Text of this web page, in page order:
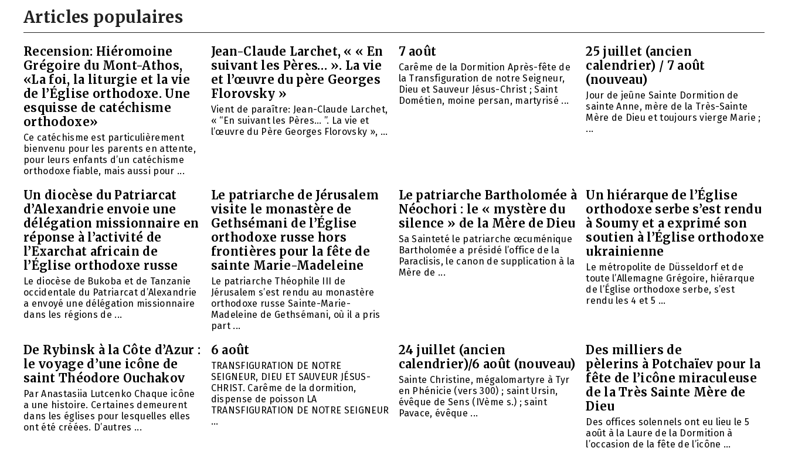
Articles populaires
Recension: Hiéromoine
Grégoire du Mont-Athos,
«La foi, la liturgie et la vie
de l’Église orthodoxe. Une
esquisse de catéchisme
orthodoxe»
Ce catéchisme est particulièrement
bienvenu pour les parents en attente,
pour leurs enfants d’un catéchisme
orthodoxe fiable, mais aussi pour ...
Jean-Claude Larchet, « « En
suivant les Pères… ». La vie
et l’œuvre du père Georges
Florovsky »
Vient de paraître: Jean-Claude Larchet,
« “En suivant les Pères… ”. La vie et
l’œuvre du Père Georges Florovsky », ...
7 août
Carême de la Dormition Après-fête de
la Transfiguration de notre Seigneur,
Dieu et Sauveur Jésus-Christ ; Saint
Dométien, moine persan, martyrisé ...
25 juillet (ancien
calendrier) / 7 août
(nouveau)
Jour de jeûne Sainte Dormition de
sainte Anne, mère de la Très-Sainte
Mère de Dieu et toujours vierge Marie ;
...
Un diocèse du Patriarcat
d’Alexandrie envoie une
délégation missionnaire en
réponse à l’activité de
l’Exarchat africain de
l’Église orthodoxe russe
Le diocèse de Bukoba et de Tanzanie
occidentale du Patriarcat d’Alexandrie
a envoyé une délégation missionnaire
dans les régions de ...
Le patriarche de Jérusalem
visite le monastère de
Gethsémani de l’Église
orthodoxe russe hors
frontières pour la fête de
sainte Marie-Madeleine
Le patriarche Théophile III de
Jérusalem s’est rendu au monastère
orthodoxe russe Sainte-Marie-
Madeleine de Gethsémani, où il a pris
part ...
Le patriarche Bartholomée à
Néochori : le « mystère du
silence » de la Mère de Dieu
Sa Sainteté le patriarche œcuménique
Bartholomée a présidé l’office de la
Paraclisis, le canon de supplication à la
Mère de ...
Un hiérarque de l’Église
orthodoxe serbe s’est rendu
à Soumy et a exprimé son
soutien à l’Église orthodoxe
ukrainienne
Le métropolite de Düsseldorf et de
toute l’Allemagne Grégoire, hiérarque
de l’Église orthodoxe serbe, s’est
rendu les 4 et 5 ...
De Rybinsk à la Côte d’Azur :
le voyage d’une icône de
saint Théodore Ouchakov
Par Anastasiia Lutcenko Chaque icône
a une histoire. Certaines demeurent
dans les églises pour lesquelles elles
ont été créées. D’autres ...
6 août
TRANSFIGURATION DE NOTRE
SEIGNEUR, DIEU ET SAUVEUR JÉSUS-
CHRIST. Carême de la dormition,
dispense de poisson LA
TRANSFIGURATION DE NOTRE SEIGNEUR
...
24 juillet (ancien
calendrier)/6 août (nouveau)
Sainte Christine, mégalomartyre à Tyr
en Phénicie (vers 300) ; saint Ursin,
évêque de Sens (IVème s.) ; saint
Pavace, évêque ...
Des milliers de
pèlerins à Potchaïev pour la
fête de l’icône miraculeuse
de la Très Sainte Mère de
Dieu
Des offices solennels ont eu lieu le 5
août à la Laure de la Dormition à
l’occasion de la fête de l’icône ...